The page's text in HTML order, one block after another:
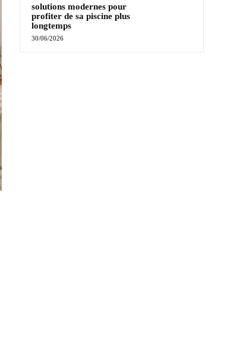
solutions modernes pour
profiter de sa piscine plus
longtemps
30/06/2026